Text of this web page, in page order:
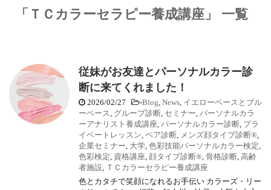
「ＴＣカラーセラピー養成講座」 一覧
従妹がお友達とパーソナルカラー診
断に来てくれました！
2026/02/27 -Blog, News, イエローベースとブル
ーベース, グループ診断, セミナー, パーソナルカラ
ーアナリスト養成講座, パーソナルカラー診断, プラ
イベートレッスン, ペア診断, メンズ顔タイプ診断®,
企業セミナー, 大学, 色彩技能パーソナルカラー検定,
色彩検定, 資格講座, 顔タイプ診断®, 骨格診断, 高齢
者施設, ＴＣカラーセラピー養成講座
色とカタチで笑顔になれるお手伝い カラーズ・リー